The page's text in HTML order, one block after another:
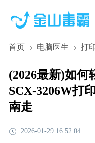
首页 电脑医生 打
(2026最新)如何
SCX-3206W打
南走
2026-01-29 16:52:04